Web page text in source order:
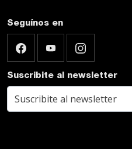
Seguínos en
Suscribite al newsletter